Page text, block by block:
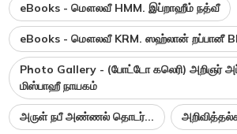
eBooks - மௌலவீ HMM. இப்றாஹீம் நத்வீ
eBooks - மௌலவீ KRM. ஸஹ்லான் றப்பானீ
Photo Gallery - (போட்டோ கலெரி) அறிஞர்
மிஸ்பாஹீ நாயகம்
அருள் நபீ அண்ணல் தொடர்...